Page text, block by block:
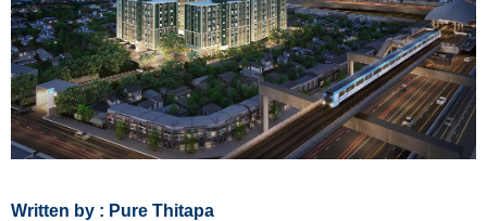
Written by : Pure Thitapa